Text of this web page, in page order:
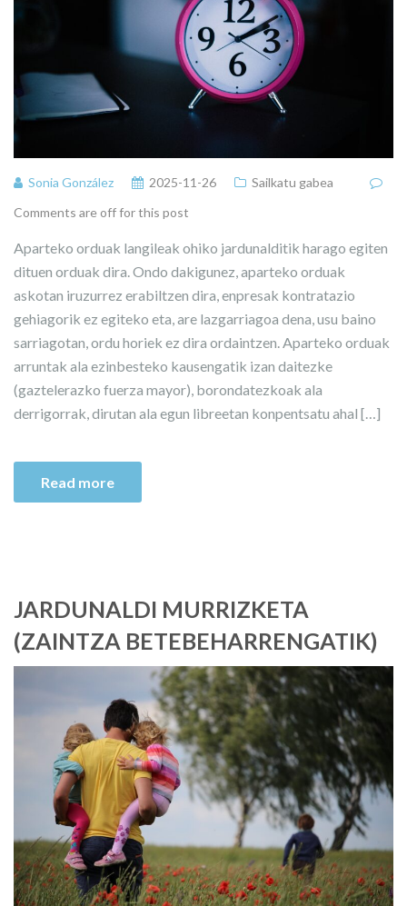
Sonia González 2025-11-26
Sailkatu gabea
Comments are off for this post
Aparteko orduak langileak ohiko jardunalditik harago egiten
dituen orduak dira. Ondo dakigunez, aparteko orduak
askotan iruzurrez erabiltzen dira, enpresak kontratazio
gehiagorik ez egiteko eta, are lazgarriagoa dena, usu baino
sarriagotan, ordu horiek ez dira ordaintzen. Aparteko orduak
arruntak ala ezinbesteko kausengatik izan daitezke
(gaztelerazko fuerza mayor), borondatezkoak ala
derrigorrak, dirutan ala egun libreetan konpentsatu ahal […]
Read more
JARDUNALDI MURRIZKETA
(ZAINTZA BETEBEHARRENGATIK)